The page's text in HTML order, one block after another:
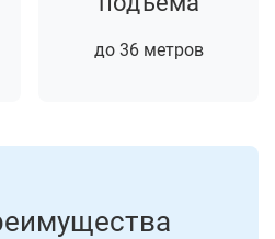
до 36 метров